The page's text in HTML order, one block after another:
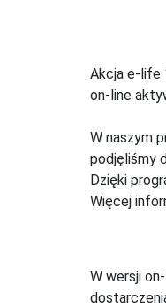
Akcja e-life
on-line
W naszym
podjęliśmy
Dzięki
Więcej
W wersji